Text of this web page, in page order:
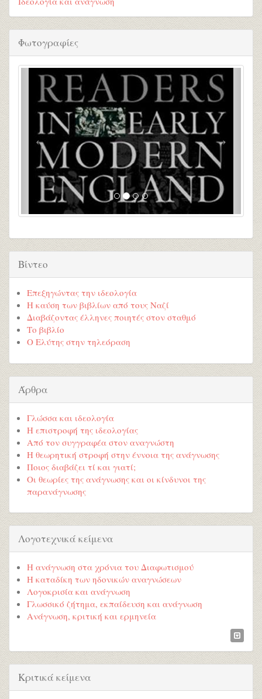
Φωτογραφίες
Βίντεο
Επεξηγώντας την ιδεολογία
Η καύση των βιβλίων από τους Ναζί
Διαβάζοντας έλληνες ποιητές στον σταθμό
Το βιβλίο
Ο Ελύτης στην τηλεόραση
Άρθρα
Γλώσσα και ιδεολογία
Η επιστροφή της ιδεολογίας
Από τον συγγραφέα στον αναγνώστη
Η θεωρητική στροφή στην έννοια της ανάγνωσης
Ποιος διαβάζει τί και γιατί;
Οι θεωρίες της ανάγνωσης και οι κίνδυνοι της
παρανάγνωσης
Λογοτεχνικά κείμενα
Η ανάγνωση στα χρόνια του Διαφωτισμού
Η καταδίκη των ηδονικών αναγνώσεων
Λογοκρισία και ανάγνωση
Γλωσσικό ζήτημα, εκπαίδευση και ανάγνωση
Ανάγνωση, κριτική και ερμηνεία
Κριτικά κείμενα